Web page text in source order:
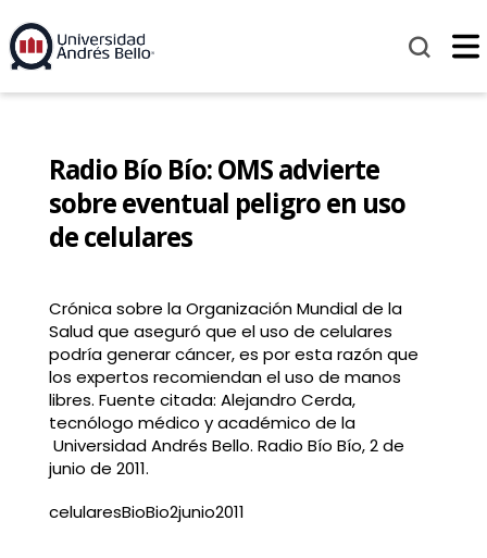
Radio Bío Bío: OMS advierte
sobre eventual peligro en uso
de celulares
Crónica sobre la Organización Mundial de la
Salud que aseguró que el uso de celulares
podría generar cáncer, es por esta razón que
los expertos recomiendan el uso de manos
libres. Fuente citada: Alejandro Cerda,
tecnólogo médico y académico de la
Universidad Andrés Bello. Radio Bío Bío, 2 de
junio de 2011.
celularesBioBio2junio2011